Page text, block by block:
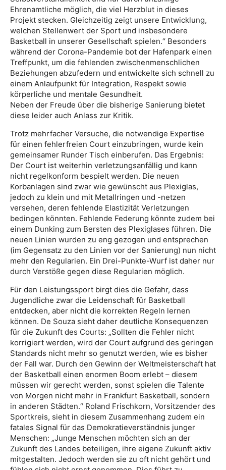
Ehrenamtliche möglich, die viel Herzblut in dieses
Projekt stecken. Gleichzeitig zeigt unsere Entwicklung,
welchen Stellenwert der Sport und insbesondere
Basketball in unserer Gesellschaft spielen.“ Besonders
während der Corona-Pandemie bot der Hafenpark einen
Treffpunkt, um die fehlenden zwischenmenschlichen
Beziehungen abzufedern und entwickelte sich schnell zu
einem Anlaufpunkt für Integration, Respekt sowie
körperliche und mentale Gesundheit.
Neben der Freude über die bisherige Sanierung bietet
diese leider auch Anlass zur Kritik.
Trotz mehrfacher Versuche, die notwendige Expertise
für einen fehlerfreien Court einzubringen, wurde kein
gemeinsamer Runder Tisch einberufen. Das Ergebnis:
Der Court ist weiterhin verletzungsanfällig und kann
nicht regelkonform bespielt werden. Die neuen
Korbanlagen sind zwar wie gewünscht aus Plexiglas,
jedoch zu klein und mit Metallringen und -netzen
versehen, deren fehlende Elastizität Verletzungen
bedingen könnten. Fehlende Federung könnte zudem bei
einem Dunking zum Bersten des Plexiglases führen. Die
neuen Linien wurden zu eng gezogen und entsprechen
(im Gegensatz zu den Linien vor der Sanierung) nun nicht
mehr den Regularien. Ein Drei-Punkte-Wurf ist daher nur
durch Verstöße gegen diese Regularien möglich.
Für den Leistungssport birgt dies die Gefahr, dass
Jugendliche zwar die Leidenschaft für Basketball
entdecken, aber nicht die korrekten Regeln lernen
können. De Souza sieht daher deutliche Konsequenzen
für die Zukunft des Courts: „Sollten die Fehler nicht
korrigiert werden, wird der Court aufgrund des geringen
Standards nicht mehr so genutzt werden, wie es bisher
der Fall war. Durch den Gewinn der Weltmeisterschaft hat
der Basketball einen enormen Boom erlebt – diesem
müssen wir gerecht werden, sonst spielen die Talente
von Morgen nicht mehr in Frankfurt Basketball, sondern
in anderen Städten.“ Roland Frischkorn, Vorsitzender des
Sportkreis, sieht in diesem Zusammenhang zudem ein
fatales Signal für das Demokratieverständnis junger
Menschen: „Junge Menschen möchten sich an der
Zukunft des Landes beteiligen, ihre eigene Zukunft aktiv
mitgestalten. Jedoch werden sie zu oft nicht gehört und